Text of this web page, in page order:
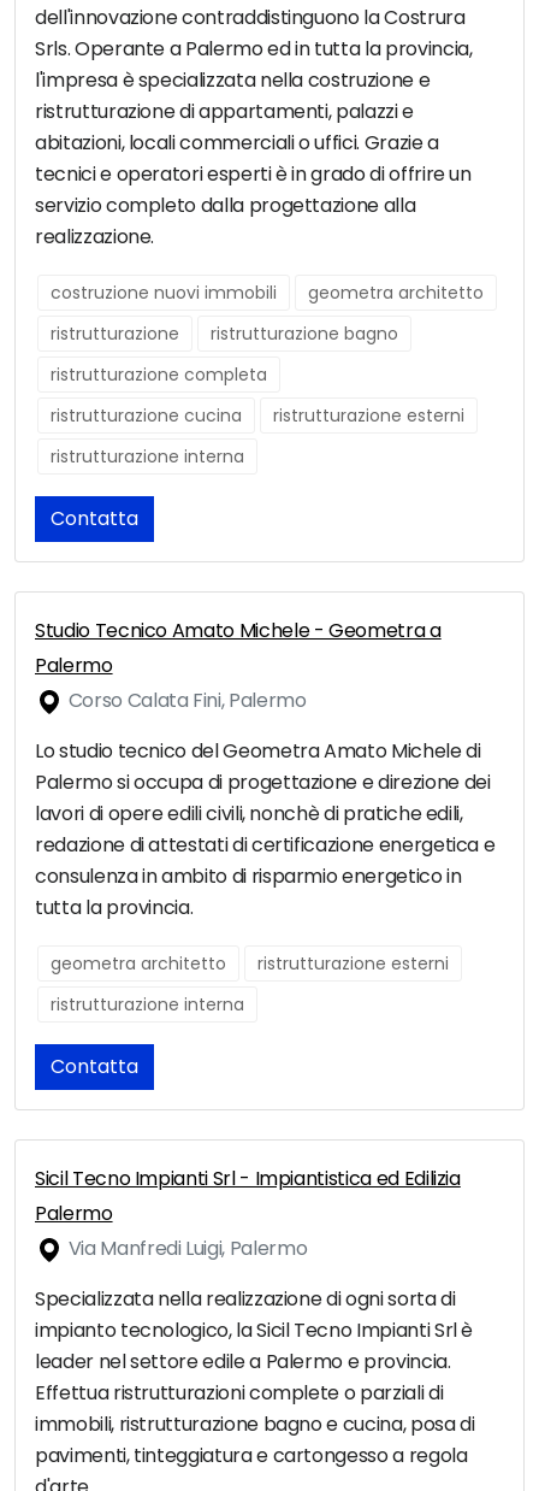
dell'innovazione contraddistinguono la Costrura
Srls. Operante a Palermo ed in tutta la provincia,
l'impresa è specializzata nella costruzione e
ristrutturazione di appartamenti, palazzi e
abitazioni, locali commerciali o uffici. Grazie a
tecnici e operatori esperti è in grado di offrire un
servizio completo dalla progettazione alla
realizzazione.
costruzione nuovi immobili
geometra architetto
ristrutturazione
ristrutturazione bagno
ristrutturazione completa
ristrutturazione cucina
ristrutturazione esterni
ristrutturazione interna
Contatta
Studio Tecnico Amato Michele - Geometra a
Palermo
Corso Calata Fini, Palermo
Lo studio tecnico del Geometra Amato Michele di
Palermo si occupa di progettazione e direzione dei
lavori di opere edili civili, nonchè di pratiche edili,
redazione di attestati di certificazione energetica e
consulenza in ambito di risparmio energetico in
tutta la provincia.
geometra architetto
ristrutturazione esterni
ristrutturazione interna
Contatta
Sicil Tecno Impianti Srl - Impiantistica ed Edilizia
Palermo
Via Manfredi Luigi, Palermo
Specializzata nella realizzazione di ogni sorta di
impianto tecnologico, la Sicil Tecno Impianti Srl è
leader nel settore edile a Palermo e provincia.
Effettua ristrutturazioni complete o parziali di
immobili, ristrutturazione bagno e cucina, posa di
pavimenti, tinteggiatura e cartongesso a regola